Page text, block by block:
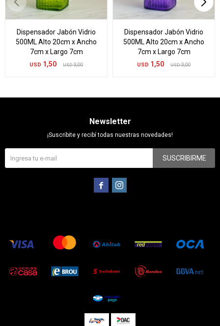
Dispensador Jabón Vidrio
500ML Alto 20cm x Ancho
7cm x Largo 7cm
USD 1,50 USD 3,00
Dispensador Jabón Vidrio
500ML Alto 20cm x Ancho
7cm x Largo 7cm
USD 1,50 USD 3,00
Newsletter
¡Suscribite y recibí todas nuestras novedades!
SUSCRIBIRME
 